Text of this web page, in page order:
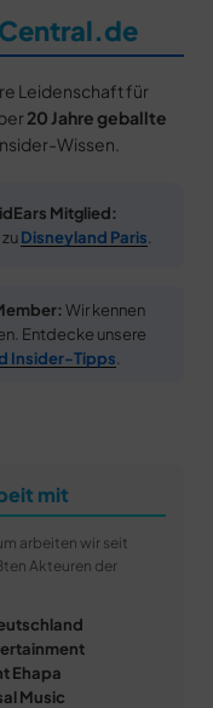
Leidenschaft für
20 Jahre geballte
Wissen.
Mitglied:
Disneyland Paris
Wir kennen
Entdecke unsere
Insider-Tipps
mit
arbeiten wir seit
Akteuren der
Ehapa
Music